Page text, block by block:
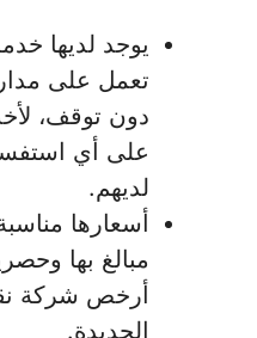
يوجد لديها
دون توقف،
على أي
لديهم.
أسعارها
مبالغ بها
أرخص شركة
الجديدة.